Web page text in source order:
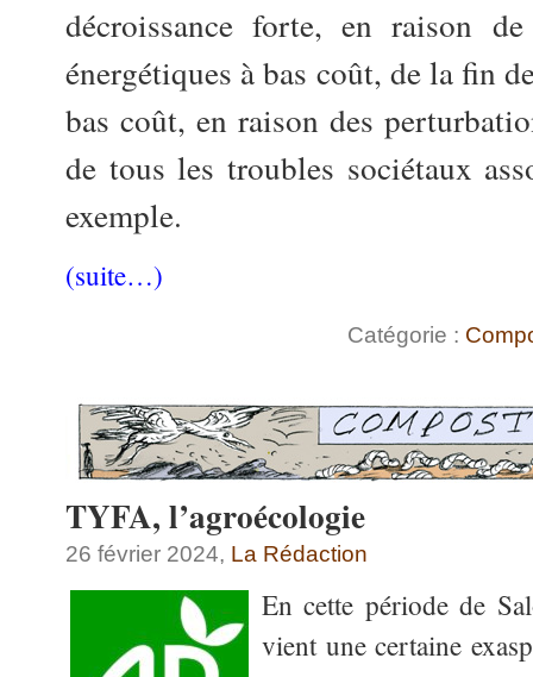
décroissance forte, en raison
énergétiques à bas coût, de la fin
bas coût, en raison des
de tous les troubles sociétaux
exemple.
(suite…)
Catégorie :
TYFA, l’agroécologie
26 février 2024, La Rédaction
En cette période de
vient une certaine